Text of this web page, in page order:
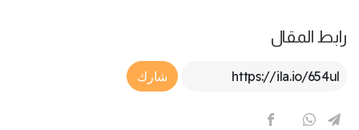
رابط المقال
Article Link
شارك